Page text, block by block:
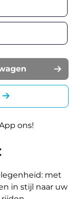
ons!
met
in stijl naar uw